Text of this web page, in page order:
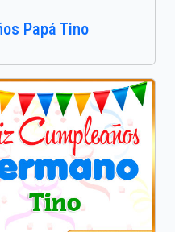
Papá Tino